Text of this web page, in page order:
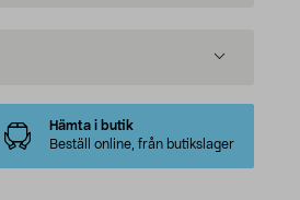
Hämta i butik
Beställ online, från butikslager